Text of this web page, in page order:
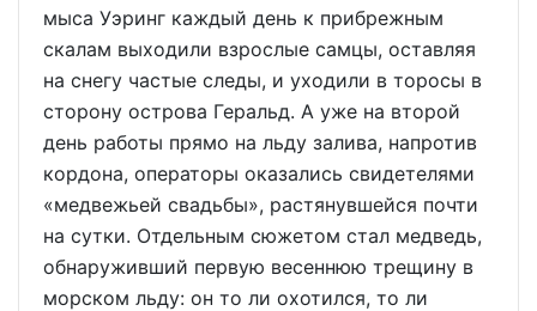
мыса Уэринг каждый день к прибрежным
скалам выходили взрослые самцы, оставляя
на снегу частые следы, и уходили в торосы в
сторону острова Геральд. А уже на второй
день работы прямо на льду залива, напротив
кордона, операторы оказались свидетелями
«медвежьей свадьбы», растянувшейся почти
на сутки. Отдельным сюжетом стал медведь,
обнаруживший первую весеннюю трещину в
морском льду: он то ли охотился, то ли